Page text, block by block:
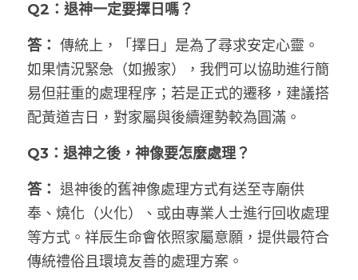
Q2：退神一定要擇日嗎？
答： 傳統上，「擇日」是為了尋求安定心靈。
如果情況緊急（如搬家），我們可以協助進行簡
易但莊重的處理程序；若是正式的遷移，建議搭
配黃道吉日，對家屬與後續運勢較為圓滿。
Q3：退神之後，神像要怎麼處理？
答： 退神後的舊神像處理方式有送至寺廟供
奉、燒化（火化）、或由專業人士進行回收處理
等方式。祥辰生命會依照家屬意願，提供最符合
傳統禮俗且環境友善的處理方案。